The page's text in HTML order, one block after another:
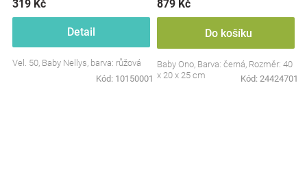
319 Kč
Detail
Vel. 50, Baby Nellys, barva: růžová
Kód: 10150001
879 Kč
Do košíku
Baby Ono, Barva: černá, Rozměr: 40
x 20 x 25 cm
Kód: 24424701